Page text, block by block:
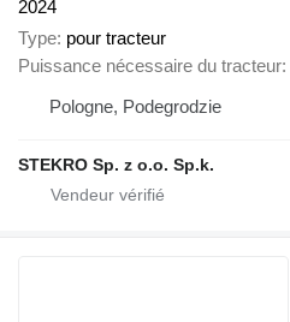
2024
Type pour tracteur
Puissance nécessaire du tracteur
Pologne, Podegrodzie
STEKRO Sp. z o.o. Sp.k.